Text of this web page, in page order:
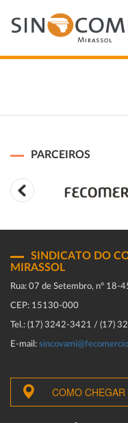
PARCEIROS
SINDICATO DO
MIRASSOL
Rua: 07 de Setembro, n° 18-
CEP: 15130-000
Tel.: (17) 3242-3421 / (17)
E-mail:
COMO CHEGAR